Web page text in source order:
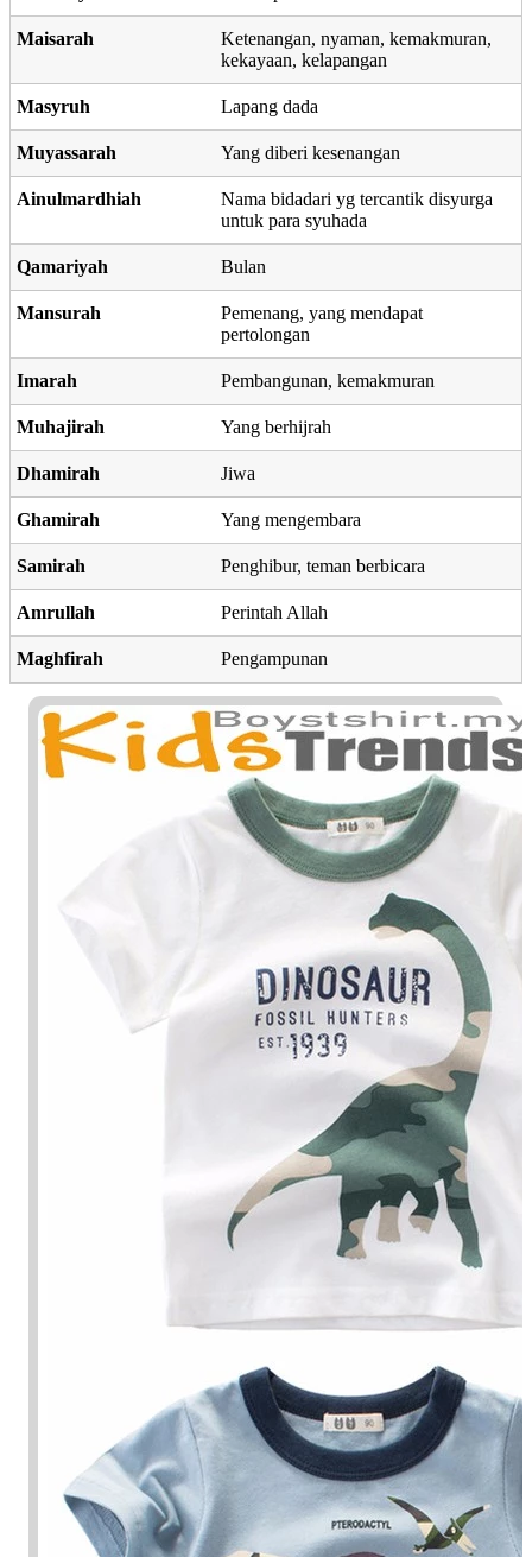
Maisarah
Ketenangan, nyaman, kemakmuran,
kekayaan, kelapangan
Masyruh Lapang dada
Muyassarah Yang diberi kesenangan
Ainulmardhiah
Nama bidadari yg tercantik disyurga
untuk para syuhada
Qamariyah Bulan
Mansurah
Pemenang, yang mendapat
pertolongan
Imarah Pembangunan, kemakmuran
Muhajirah Yang berhijrah
Dhamirah Jiwa
Ghamirah Yang mengembara
Samirah Penghibur, teman berbicara
Amrullah Perintah Allah
Maghfirah Pengampunan